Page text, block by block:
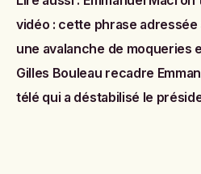
vidéo : cette phrase
une avalanche de moqueries
Gilles Bouleau recadre
télé qui a déstabilisé le